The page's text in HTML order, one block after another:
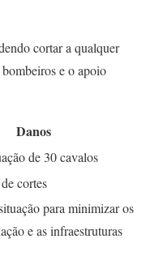
cortar a qualquer
e o apoio
Danos
de 30 cavalos
cortes
para minimizar os
e as infraestruturas